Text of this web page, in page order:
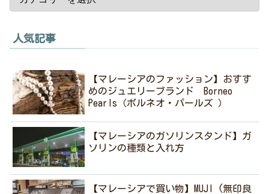
人気記事
【マレーシアのファッション】おすす
めのジュエリーブランド Borneo
Pearls（ボルネオ・パールズ ）
【マレーシアのガソリンスタンド】ガ
ソリンの種類と入れ方
【マレーシアで買い物】MUJI (無印良